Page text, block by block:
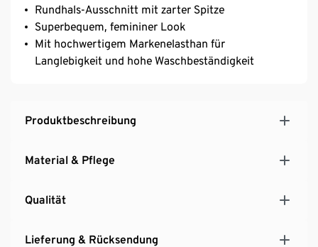
Rundhals-Ausschnitt mit zarter Spitze
Superbequem, femininer Look
Mit hochwertigem Markenelasthan für
Langlebigkeit und hohe Waschbeständigkeit
Produktbeschreibung
Material & Pflege
Qualität
Lieferung & Rücksendung